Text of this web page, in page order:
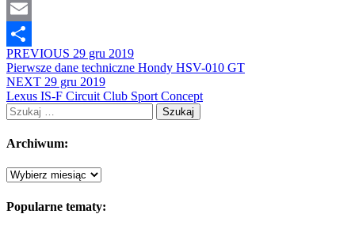
Mastodon
Email
Share
PREVIOUS 29 gru 2019
Pierwsze dane techniczne Hondy HSV-010 GT
NEXT 29 gru 2019
Lexus IS-F Circuit Club Sport Concept
Szukaj:
Archiwum:
Archiwum:
Popularne tematy: